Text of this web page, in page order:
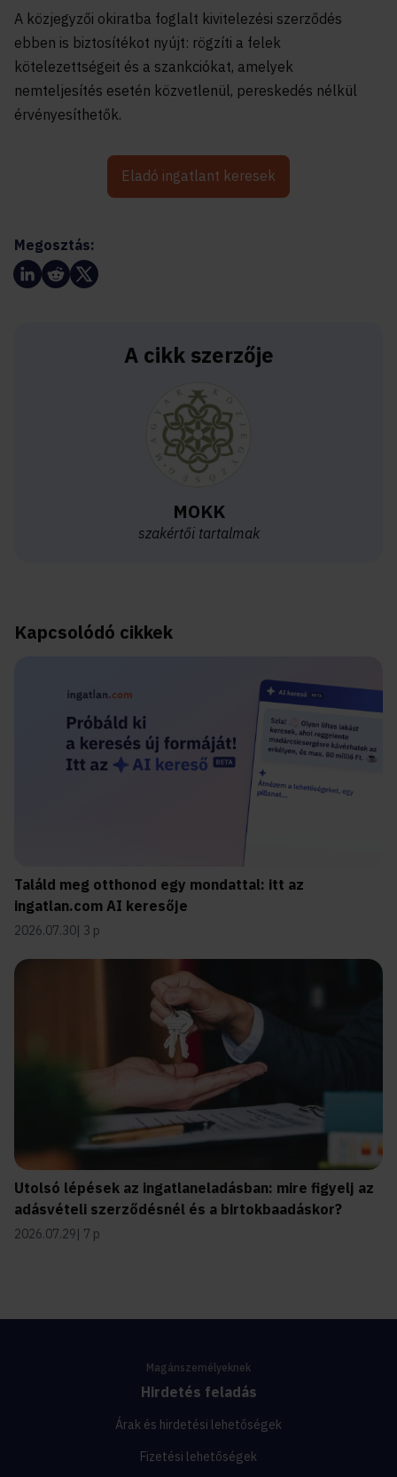
A közjegyzői okiratba foglalt kivitelezési szerződés
ebben is biztosítékot nyújt: rögzíti a felek
kötelezettségeit és a szankciókat, amelyek
nemteljesítés esetén közvetlenül, pereskedés nélkül
érvényesíthetők.
Eladó ingatlant keresek
Megosztás:
A cikk szerzője
MOKK
szakértői tartalmak
Kapcsolódó cikkek
Találd meg otthonod egy mondattal: itt az
ingatlan.com AI keresője
2026.07.30 3 p
Utolsó lépések az ingatlaneladásban: mire figyelj az
adásvételi szerződésnél és a birtokbaadáskor?
2026.07.29 7 p
Magánszemélyeknek
Hirdetés feladás
Árak és hirdetési lehetőségek
Fizetési lehetőségek